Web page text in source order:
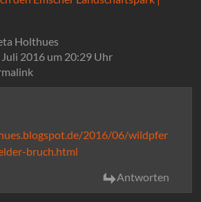
Holthues
Juli 2016 um 20:29 Uhr
2016/06/wildpfer
bruch.html
Antworten